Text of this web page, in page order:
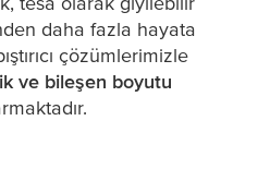
daha fazla hayata
çözümlerimizle
ve bileşen boyutu